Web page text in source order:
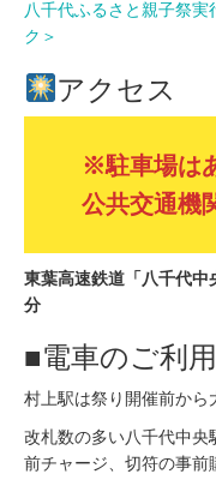
八千代ふるさと親子祭
ク＞
アクセス
※駐車場は
公共交通機
東葉高速鉄道「八千代中
分
■電車のご利
村上駅は祭り開催前から
改札数の多い八千代中
前チャージ、切符の事前